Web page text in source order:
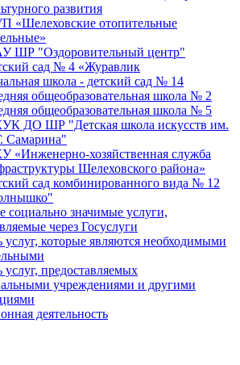
развития
«Шелеховские отопительные
ШР "Оздоровительный центр"
сад № 4 «Журавлик
школа - детский сад № 14
общеобразовательная школа № 2
общеобразовательная школа № 5
ДО ШР "Детская школа искусств им.
Самарина"
«Инженерно-хозяйственная служба
Шелеховского района»
сад комбинированного вида № 12
социально значимые услуги,
через Госуслуги
услуг, которые являются необходимыми
услуг, предоставляемых
учреждениями и другими
деятельность